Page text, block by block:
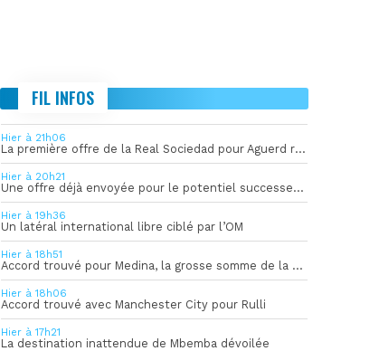
FIL INFOS
Hier à 21h06
La première offre de la Real Sociedad pour Aguerd refusée par l’OM
Hier à 20h21
Une offre déjà envoyée pour le potentiel successeur de Rulli
Hier à 19h36
Un latéral international libre ciblé par l’OM
Hier à 18h51
Accord trouvé pour Medina, la grosse somme de la vente dévoilée
Hier à 18h06
Accord trouvé avec Manchester City pour Rulli
Hier à 17h21
La destination inattendue de Mbemba dévoilée